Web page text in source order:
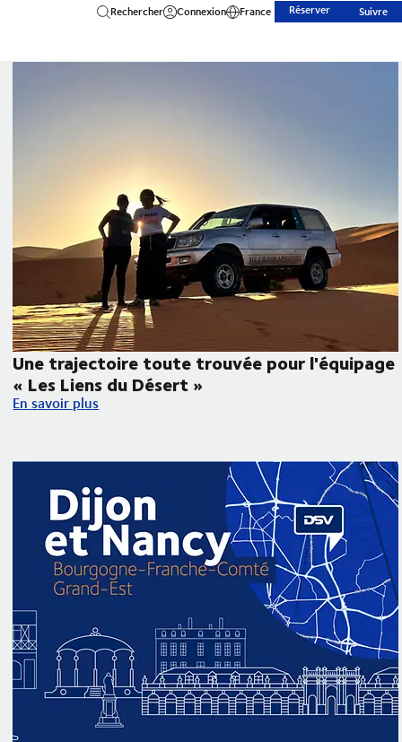
Rechercher Connexion France Réserver Suivre
Une trajectoire toute trouvée pour l'équipage
« Les Liens du Désert »
Une trajectoire toute trouvée pour l'équipage « Les Liens du
En savoir plus